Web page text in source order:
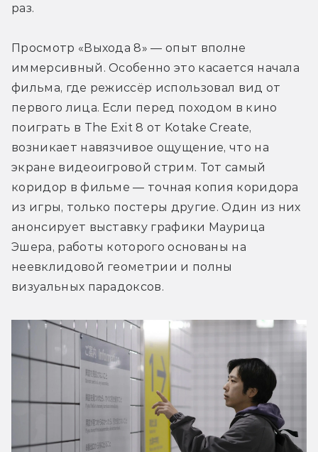
раз.
Просмотр «Выхода 8» — опыт вполне
иммерсивный. Особенно это касается начала
фильма, где режиссёр использовал вид от
первого лица. Если перед походом в кино
поиграть в The Exit 8 от Kotake Create,
возникает навязчивое ощущение, что на
экране видеоигровой стрим. Тот самый
коридор в фильме — точная копия коридора
из игры, только постеры другие. Один из них
анонсирует выставку графики Маурица
Эшера, работы которого основаны на
неевклидовой геометрии и полны
визуальных парадоксов.